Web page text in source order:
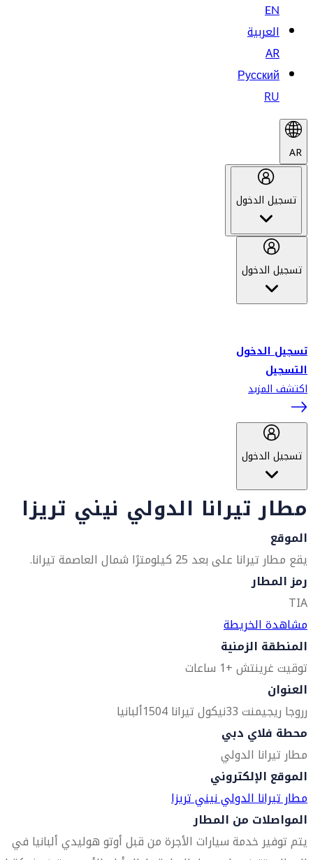
EN
العربية
AR
Русский
RU
AR
تسجيل الدخول
تسجيل الدخول
تسجيل الدخول
التسجيل
اكتشف المزيد
تسجيل الدخول
مطار تيرانا الدولي نيني تريزا
الموقع
يقع مطار تيرانا على بعد 25 كيلومترًا شمال العاصمة تيرانا.
رمز المطار
TIA
مشاهدة الخريطة
المنطقة الزمنية
توقيت غرينتش +1 ساعات
العنوان
رروجا ريجيمنت 33
نيكول تيرانا 1504
ألبانيا
محطة فلاي دبي
مطار تيرانا الدولي
الموقع الإلكتروني
مطار تيرانا الدولي نيني تريزا
المواصلات من المطار
يتم توفير خدمة سيارات الأجرة من قبل أوتو هوليدي ألبانيا في